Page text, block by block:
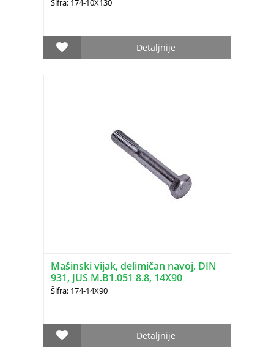
Šifra: 174-10X130
Detaljnije
Mašinski vijak, delimičan navoj, DIN
931, JUS M.B1.051 8.8, 14X90
Šifra: 174-14X90
Detaljnije